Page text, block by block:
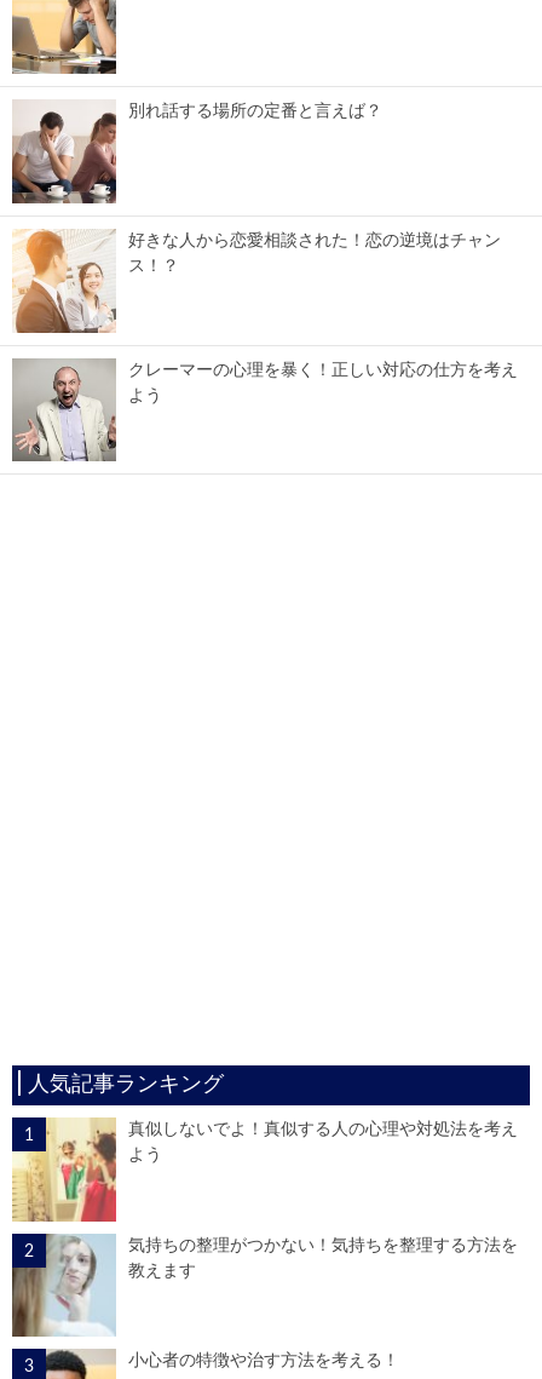
別れ話する場所の定番と言えば？
好きな人から恋愛相談された！恋の逆境はチャン
ス！？
クレーマーの心理を暴く！正しい対応の仕方を考え
よう
人気記事ランキング
真似しないでよ！真似する人の心理や対処法を考え
よう
気持ちの整理がつかない！気持ちを整理する方法を
教えます
小心者の特徴や治す方法を考える！